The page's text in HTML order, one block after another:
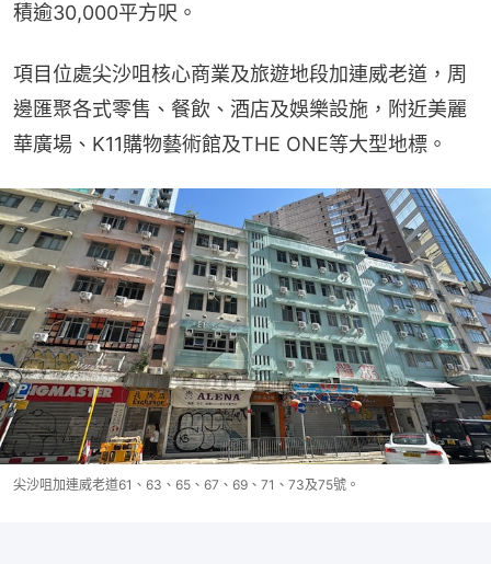
積逾30,000平方呎。
項目位處尖沙咀核心商業及旅遊地段加連威老道，周
邊匯聚各式零售、餐飲、酒店及娛樂設施，附近美麗
華廣場、K11購物藝術館及THE ONE等大型地標。
尖沙咀加連威老道61、63、65、67、69、71、73及75號。